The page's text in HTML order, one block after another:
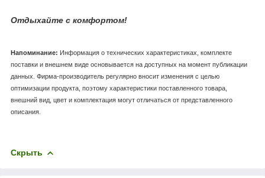
Отдыхайте с комфортом!
Напоминание: Информация о технических характеристиках, комплекте
поставки и внешнем виде основывается на доступных на момент публикации
данных. Фирма-производитель регулярно вносит изменения с целью
оптимизации продукта, поэтому характеристики поставленного товара,
внешний вид, цвет и комплектация могут отличаться от представленного
описания.
Скрыть